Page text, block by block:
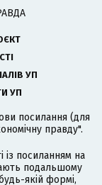
УП
УП
посилання (для
правду".
із посиланням на
подальшому
якій формі,